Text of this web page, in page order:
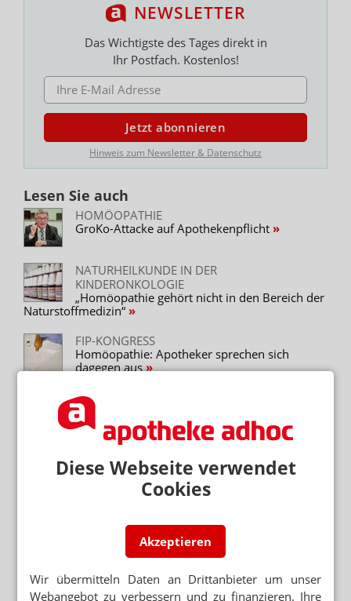
Diese Webseite verwendet
Cookies
Akzeptieren
Wir übermitteln Daten an Drittanbieter um unser
Webangebot zu verbessern und zu finanzieren. Ihre
NEWSLETTER
Das Wichtigste des Tages direkt in
Ihr Postfach. Kostenlos!
E-MAIL ADRESSE
Jetzt abonnieren
Hinweis zum Newsletter & Datenschutz
Lesen Sie auch
HOMÖOPATHIE
GroKo-Attacke auf Apothekenpflicht
NATURHEILKUNDE IN DER
KINDERONKOLOGIE
„Homöopathie gehört nicht in den Bereich der
Naturstoffmedizin“
FIP-KONGRESS
Homöopathie: Apotheker sprechen sich
dagegen aus
ALTERNATIVMEDIZIN
Spiegel: Apotheken verdienen kräftig mit
Homöopathie
„Wir überreden keine Kunden zur
Homöopathie“
Nie wieder Globuli
Neuere Artikel zum Thema